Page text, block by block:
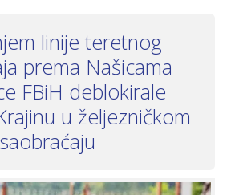
linije teretnog
prema Našicama
FBiH deblokirale
u željezničkom
saobraćaju